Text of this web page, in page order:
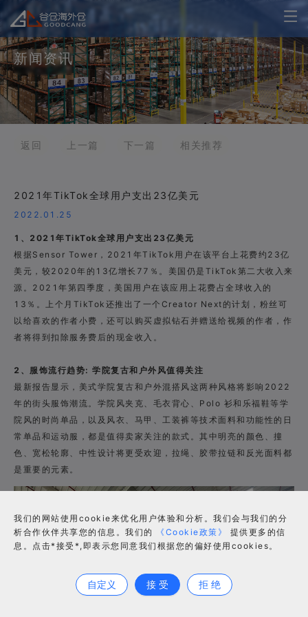
新闻资讯
返回 上一篇 下一篇 相关推荐
2021年TikTok全球用户支出23亿美元
2022.01.25
1、2021年TikTok全球用户支出23亿美元
根据Sensor Tower，2021年TikTok用户在该平台上花费约23亿
美元，较2020年的13亿增长77％。美国仍是TikTok第二大收入来
源。2021年第四季度，美国用户在该应用上花费占全球收入的
13％。上个月TikTok还推出了一个Creator Next的计划，粉丝可
以给喜欢的作者小费，还可以购买虚拟钻石并赠送给视频的作者，作
者将得到扣除服务费后的现金收入。
2、服饰流行趋势: 学院复古和户外风值得关注
最新报告显示，美式学院复古和户外混搭风这两种风格将影响2022
年的街头服饰潮流。学院风夹克、毛衣背心、Polo 衫和乐福鞋等学
院风的时尚单品，以及风衣、马甲、工装裤等技术面料和功能性的日
常单品和运动服，都是值得卖家关注的款式。其中明亮的颜色、撞
色、宽松轮廓、中性设计将更受欢迎，拉绳、胶带拉链和反光面料都
是重要的元素。
我们的网站使用cookie来优化用户体验和分析。我们会与我们的分
析合作伙伴共享您的信息。我们的
《Cookie政策》
提供更多的信
息。点击*接受*,即表示您同意我们根据您的偏好使用cookies。
自定义 接 受 拒 绝